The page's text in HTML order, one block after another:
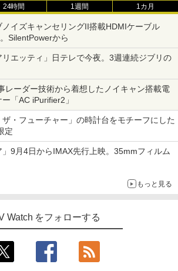
24時間 1週間 1カ月
イズキャンセリングII搭載HDMIケーブル
SilentPowerから
リエッティ」日テレで今夜。3週連続ジブリの
レーダー技術から着想したノイキャン搭載電
「AC iPurifier2」
ザ・フューチャー」の時計台をモチーフにした
定
」9月4日からIMAX先行上映。35mmフィルム
もっと見る
Watch をフォローする